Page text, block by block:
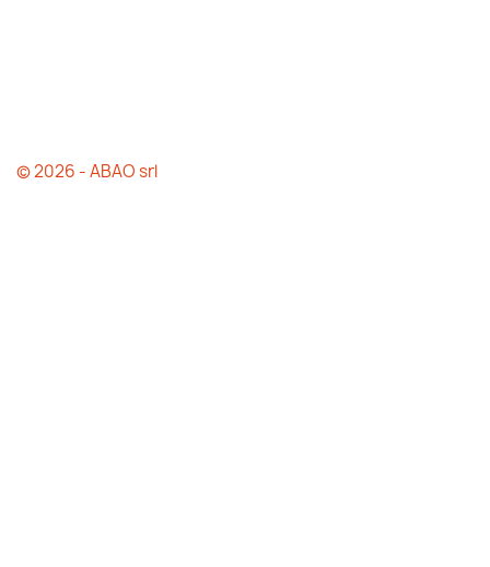
© 2026 - ABAO srl